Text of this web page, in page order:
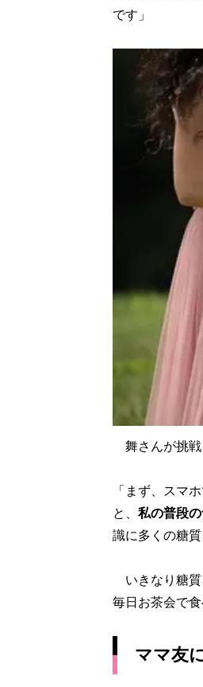
です」
舞さんが挑戦
「まず、スマ
と、 私の普段
識に多くの糖
いきなり糖質
毎日お茶会で
ママ友